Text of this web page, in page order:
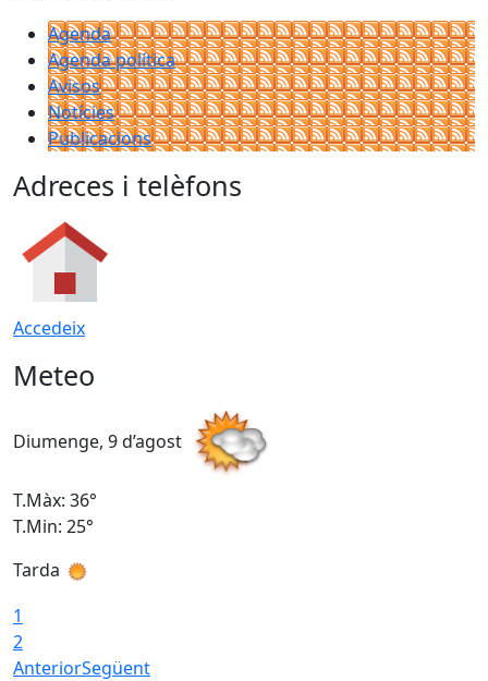
Agenda
Agenda política
Avisos
Notícies
Publicacions
Adreces i telèfons
Accedeix
Meteo
Diumenge, 9 d’agost
T.Màx: 36°
T.Min: 25°
Tarda
1
2
AnteriorSegüent